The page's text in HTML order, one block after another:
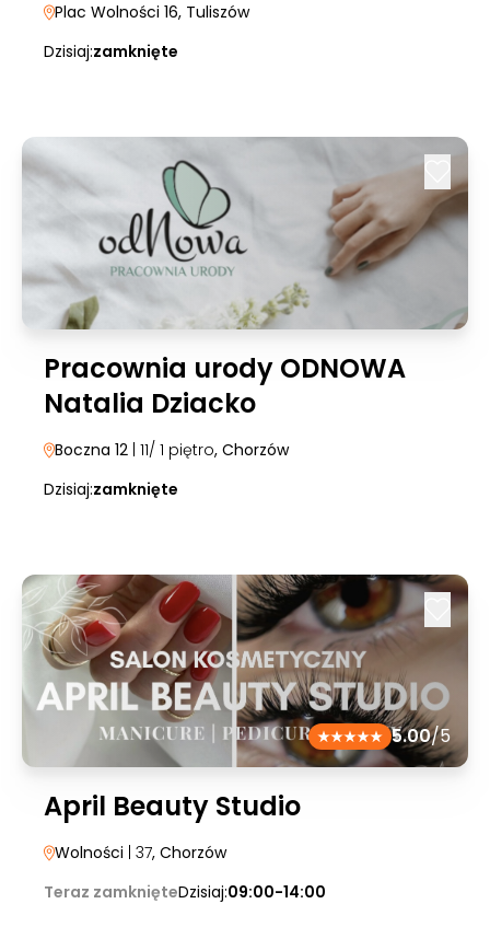
Plac Wolności 16, Tuliszów
Dzisiaj:zamknięte
Pracownia urody ODNOWA
Natalia Dziacko
Boczna 12 | 11/ 1 piętro, Chorzów
Dzisiaj:zamknięte
5.00/5
April Beauty Studio
Wolności | 37, Chorzów
Teraz zamknięteDzisiaj:09:00-14:00